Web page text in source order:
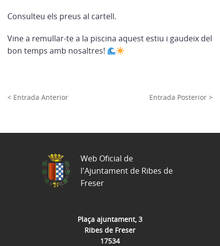
Consulteu els preus al cartell.
Vine a remullar-te a la piscina aquest estiu i gaudeix del
bon temps amb nosaltres!
< Entrada Anterior Entrada Posterior >
Plaça ajuntament, 3
Ribes de Freser
17534
Web Oficial de
l'Ajuntament de Ribes de
Freser